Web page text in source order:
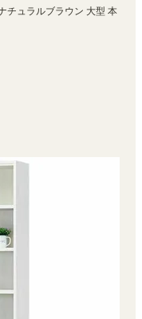
チュラルブラウン 大型 本